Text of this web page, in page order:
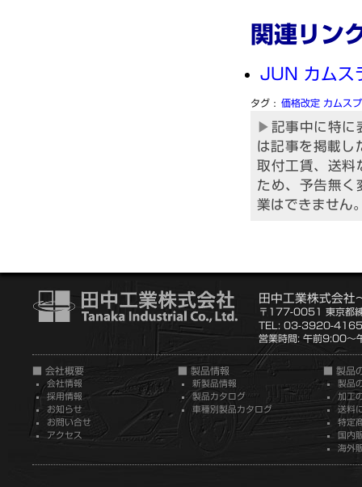
関連リン
JUN カムス
価格改定 カムス
記事中に特に
は記事を掲載
取付工賃、送料
ため、予告無く
業はできません
田中工業株式会社
〒177-0051 東京都
TEL: 03-3920-4165
営業時間: 午前9:00～
■ 会社概要
会社情報
採用情報
お知らせ
お問い合せ
アクセス
■ 製品情報
新製品情報
製品カタログ
車種別製品カタログ
■ 製品
製品
加工
送料
特定
国内
海外